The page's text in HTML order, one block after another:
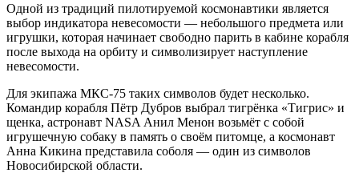
Одной из традиций пилотируемой космонавтики является
выбор индикатора невесомости — небольшого предмета или
игрушки, которая начинает свободно парить в кабине корабля
после выхода на орбиту и символизирует наступление
невесомости.
Для экипажа МКС-75 таких символов будет несколько.
Командир корабля Пётр Дубров выбрал тигрёнка «Тигрис» и
щенка, астронавт NASA Анил Менон возьмёт с собой
игрушечную собаку в память о своём питомце, а космонавт
Анна Кикина представила соболя — один из символов
Новосибирской области.